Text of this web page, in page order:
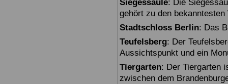
Siegessäule: Die
gehört zu den
Stadtschloss Berlin: Das
Teufelsberg: Der
Aussichtspunkt und ein
Tiergarten: Der Tiergarten
zwischen dem